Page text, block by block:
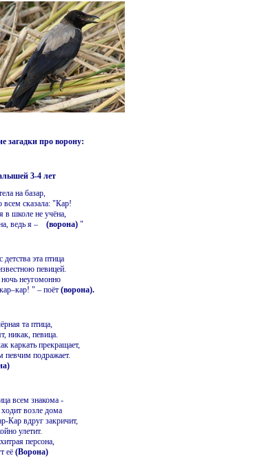
загадки про ворону:
3-4 лет
на базар,
всем сказала: "Кар!
в школе не учёна,
ведь я –(ворона)"
детства эта птица
певицей.
неугомонно
" – поёт(ворона).
та птица,
никак, певица.
каркать прекращает,
певчим подражает.
всем знакома -
возле дома
Кар вдруг закричит,
улетит.
персона,
её(Ворона)